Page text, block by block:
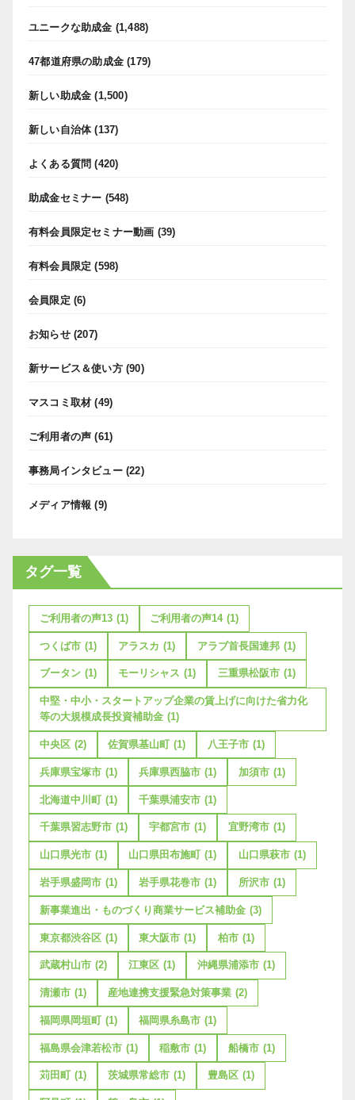
ユニークな助成金 (1,488)
47都道府県の助成金 (179)
新しい助成金 (1,500)
新しい自治体(137)
よくある質問 (420)
助成金セミナー (548)
有料会員限定セミナー動画 (39)
有料会員限定 (598)
会員限定 (6)
お知らせ(207)
新サービス＆使い方(90)
マスコミ取材 (49)
ご利用者の声 (61)
事務局インタビュー(22)
メディア情報 (9)
タグ一覧
ご利用者の声13 (1) ご利用者の声14 (1)
つくば市 (1) アラスカ (1) アラブ首長国連邦 (1)
ブータン (1) モーリシャス (1) 三重県松阪市 (1)
中堅・中小・スタートアップ企業の賃上げに向けた省力化
等の大規模成長投資補助金 (1)
中央区 (2) 佐賀県基山町 (1) 八王子市 (1)
兵庫県宝塚市 (1) 兵庫県西脇市 (1) 加須市 (1)
北海道中川町 (1) 千葉県浦安市 (1)
千葉県習志野市 (1) 宇都宮市 (1) 宜野湾市 (1)
山口県光市 (1) 山口県田布施町 (1) 山口県萩市 (1)
岩手県盛岡市 (1) 岩手県花巻市 (1) 所沢市 (1)
新事業進出・ものづくり商業サービス補助金 (3)
東京都渋谷区 (1) 東大阪市 (1) 柏市 (1)
武蔵村山市 (2) 江東区 (1) 沖縄県浦添市 (1)
清瀬市 (1) 産地連携支援緊急対策事業 (2)
福岡県岡垣町 (1) 福岡県糸島市 (1)
福島県会津若松市 (1) 稲敷市 (1) 船橋市 (1)
苅田町 (1) 茨城県常総市 (1) 豊島区 (1)